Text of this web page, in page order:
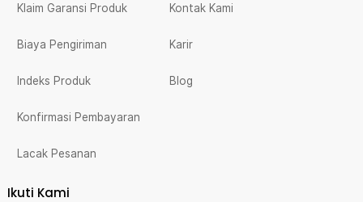
Klaim Garansi Produk
Biaya Pengiriman
Indeks Produk
Konfirmasi Pembayaran
Lacak Pesanan
Kontak Kami
Karir
Blog
Ikuti Kami